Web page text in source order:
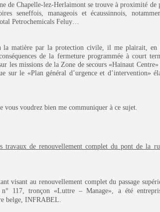
de Chapelle-lez-Herlaimont se trouve à proximité de
seneffois, manageois et écaussinnois,
Petrochemicals Feluy…
la matière par la protection civile, il me plairait, en
de la fermeture programmée à court
les missions de la Zone de secours «Hainaut
sur le «Plan général d’urgence et d’intervention»
voudrez bien me communiquer à ce sujet.
travaux de renouvellement complet du pont de la
visant au renouvellement complet du passage
117, tronçon «Luttre – Manage», a été
belge, INFRABEL.